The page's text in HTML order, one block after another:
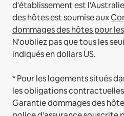
d'établissement est
des hôtes est soumise aux
dommages des hôtes pour
N'oubliez pas que tous les
indiqués en dollars US.
* Pour les logements situés
les obligations
Garantie dommages des